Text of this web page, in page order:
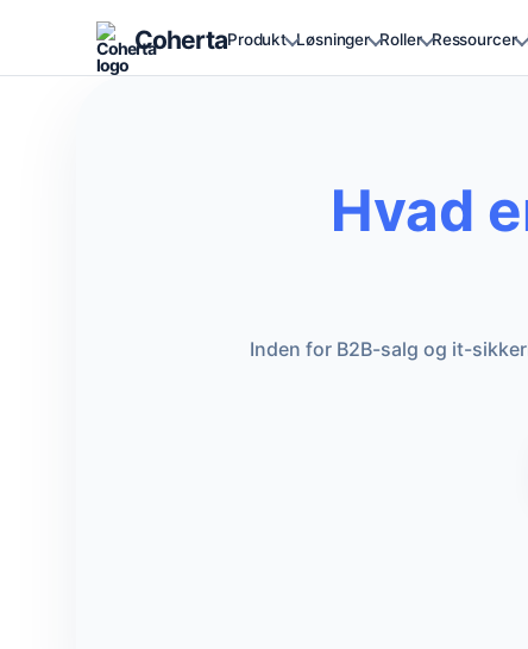
CohertaProdukt Løsninger Roller Ressourcer
Hvad
Inden for B2B-salg og it-